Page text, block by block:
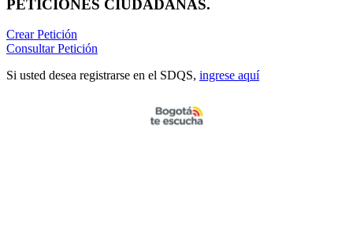
PETICIONES CIUDADANAS.
CrearPetición
ConsultarPetición
Si usted desea registrarse en el SDQS, ingrese aquí